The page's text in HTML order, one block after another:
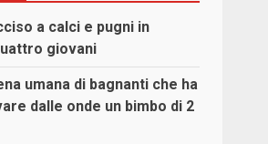
a calci e pugni in
giovani
umana di bagnanti che ha
dalle onde un bimbo di 2